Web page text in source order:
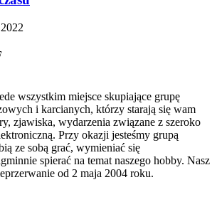
wszystkim miejsce skupiające grupę
i karcianych, którzy starają się wam
zjawiska, wydarzenia związane z szeroko
Przy okazji jesteśmy grupą
ze sobą grać, wymieniać się
spierać na temat naszego hobby. Nasz
od 2 maja 2004 roku.